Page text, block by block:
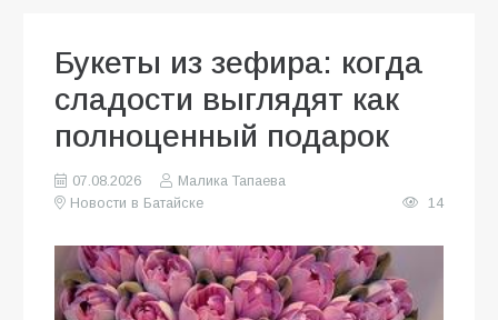
Букеты из зефира: когда
сладости выглядят как
полноценный подарок
07.08.2026
Малика Тапаева
Новости в Батайске
14